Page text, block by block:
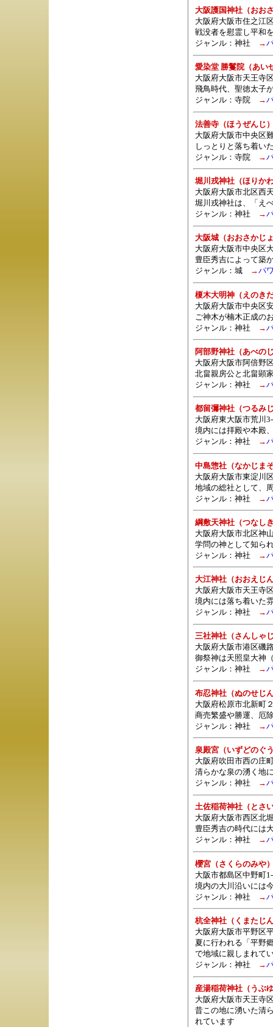
大阪護国神社（おお
大阪府大阪市住之江
戦没者を慰霊し平和
ジャンル： 神社 →
愛染堂 勝鬘院（あい
大阪府大阪市天王寺
飛鳥時代、聖徳太子
ジャンル： 寺院→
法善寺（ほうぜんじ
大阪府大阪市中央区
しっとりと落ち着い
ジャンル： 寺院→
堀川戎神社（ほりか
大阪府大阪市北区西
堀川戎神社は、「え
ジャンル： 神社 →
大阪城（おおさかじ
大阪府大阪市中央区
豊臣秀吉によって築
ジャンル：城→パ
榎木大明神（えのき
大阪府大阪市中央区
ご神木が楠木正成の
ジャンル： 神社 →
阿部野神社（あべの
大阪府大阪市阿倍野
北畠親房公と北畠顕
ジャンル： 神社 →
都留彌神社（つるみ
大阪府東大阪市荒川
境内には拝殿や本殿
ジャンル： 神社 →
中島惣社（なかじま
大阪府大阪市東淀川
地域の総社として、
ジャンル： 神社 →
綱敷天神社（つなし
大阪府大阪市北区神
学問の神として知ら
ジャンル： 神社 →
大江神社（おおえじ
大阪府大阪市天王寺
境内には落ち着いた
ジャンル： 神社 →
三社神社（さんしゃ
大阪府大阪市港区磯
御祭神は天照皇大神
ジャンル： 神社 →
布忍神社（ぬのせじ
大阪府松原市北新町
商売繁盛や勝運、厄
ジャンル： 神社 →
泉殿宮（いずどのぐ
大阪府吹田市西の庄
清らかな泉の湧く地
ジャンル： 神社 →
土佐稲荷神社（とさ
大阪府大阪市西区北
豊臣秀吉の時代には
ジャンル： 神社 →
櫻宮（さくらのみや
大阪市都島区中野町
境内の大川沿いには
ジャンル： 神社 →
杭全神社（くまたじ
大阪府大阪市平野区
夏に行われる「平野
で地域に親しまれて
ジャンル： 神社 →
産湯稲荷神社（うぶ
大阪府大阪市天王寺
昔この地に湧いた清
れています